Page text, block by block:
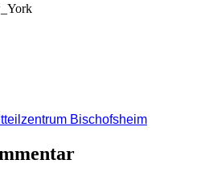
Bischofsheim